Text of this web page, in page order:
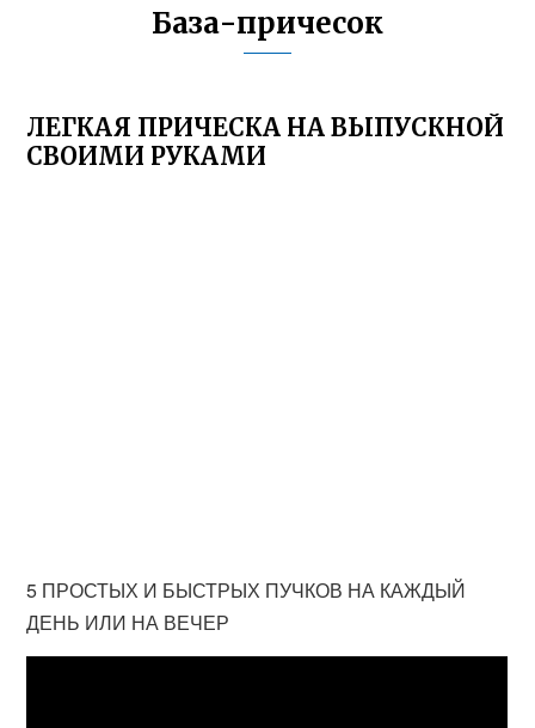
База-причесок
ЛЕГКАЯ ПРИЧЕСКА НА ВЫПУСКНОЙ
СВОИМИ РУКАМИ
5 ПРОСТЫХ И БЫСТРЫХ ПУЧКОВ НА КАЖДЫЙ
ДЕНЬ ИЛИ НА ВЕЧЕР